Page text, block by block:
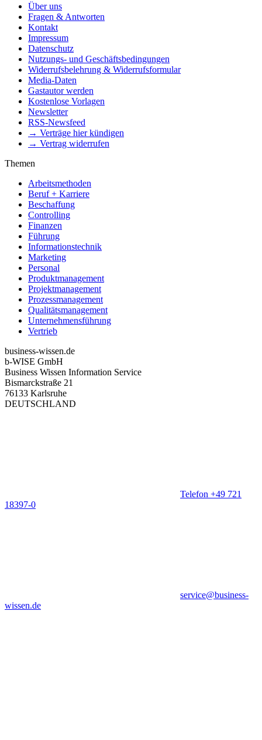
Über uns
Fragen & Antworten
Kontakt
Impressum
Datenschutz
Nutzungs- und Geschäftsbedingungen
Widerrufsbelehrung & Widerrufsformular
Media-Daten
Gastautor werden
Kostenlose Vorlagen
Newsletter
RSS-Newsfeed
→ Verträge hier kündigen
→ Vertrag widerrufen
Themen
Arbeitsmethoden
Beruf + Karriere
Beschaffung
Controlling
Finanzen
Führung
Informationstechnik
Marketing
Personal
Produktmanagement
Projektmanagement
Prozessmanagement
Qualitätsmanagement
Unternehmensführung
Vertrieb
business-wissen.de
b-WISE GmbH
Business Wissen Information Service
Bismarckstraße 21
76133 Karlsruhe
DEUTSCHLAND
Telefon +49 721
18397-0
service@business-
wissen.de